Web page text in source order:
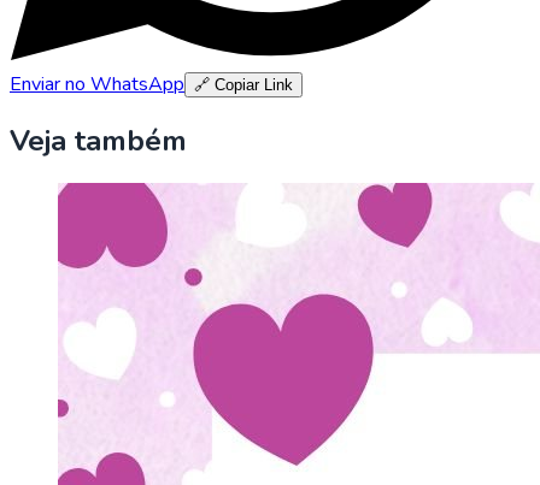
Enviar no WhatsApp 🔗 Copiar Link
Veja também